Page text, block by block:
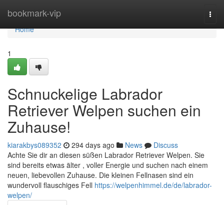
bookmark-vip
Home
Home
1
Schnuckelige Labrador
Retriever Welpen suchen ein
Zuhause!
kiarakbys089352 294 days ago News
Discuss
Achte Sie dir an diesen süßen Labrador Retriever Welpen. Sie
sind bereits etwas älter , voller Energie und suchen nach einem
neuen, liebevollen Zuhause. Die kleinen Fellnasen sind ein
wundervoll flauschiges Fell https://welpenhimmel.de/de/labrador-
welpen/